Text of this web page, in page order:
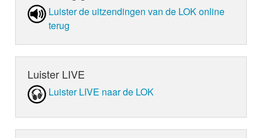
Luister de uit­zen­din­gen van de LOK online
terug
Luister LIVE
Luister LIVE naar de LOK